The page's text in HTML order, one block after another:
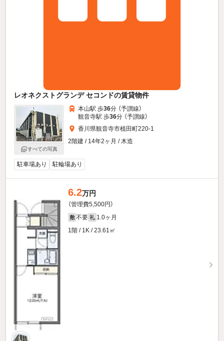
レオネクストグランデ セコンドの賃貸物件
すべての写真
本山駅 歩36分 （予讃線）
観音寺駅 歩36分 （予讃線）
香川県観音寺市植田町220-1
2階建 / 14年2ヶ月 / 木造
駐車場あり 駐輪場あり
6.2万円
（管理費5,500円）
敷 不要 礼 1.0ヶ月
1階 / 1K / 23.61㎡